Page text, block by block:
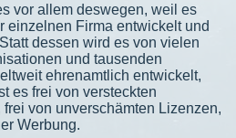
vor allem deswegen, weil es
einzelnen Firma entwickelt und
dessen wird es von vielen
und tausenden
ehrenamtlich entwickelt,
es frei von versteckten
frei von unverschämten Lizenzen,
Werbung.